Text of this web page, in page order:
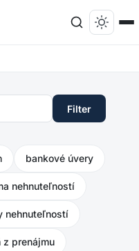
Filter
bankové úvery
nehnuteľností
nehnuteľností
z prenájmu